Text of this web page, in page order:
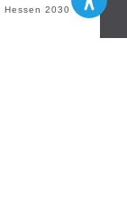
Hessen 2030